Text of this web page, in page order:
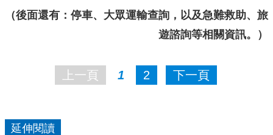
（後面還有：停車、大眾運輸查詢，以及急難救助、旅
遊諮詢等相關資訊。）
上一頁 1 2 下一頁
延伸閱讀